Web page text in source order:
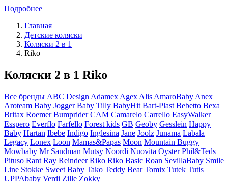
Подробнее
Главная
Детские коляски
Коляски 2 в 1
Riko
Коляски 2 в 1 Riko
Все бренды ABC Design Adamex Agex Alis AmaroBaby Anex
Aroteam Baby Jogger Baby Tilly BabyHit Bart-Plast Bebetto Bexa
Britax Roemer Bumprider CAM Camarelo Carrello EasyWalker
Esspero Everflo Farfello Forest kids GB Geoby Gesslein Happy
Baby Hartan Ibebe Indigo Inglesina Jane Joolz Junama Labala
Legacy Lonex Loon Mamas&Papas Moon Mountain Buggy
Mowbaby Mr Sandman Mutsy Noordi Nuovita Oyster Phil&Teds
Pituso Rant Ray Reindeer Riko Riko Basic Roan SevillaBaby Smile
Line Stokke Sweet Baby Tako Teddy Bear Tomix Tutek Tutis
UPPAbaby Verdi Zille Zokky